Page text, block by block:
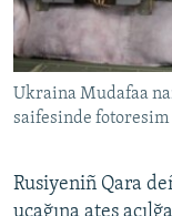
Русский
Українською
Ukraina Mudafaa
saifesinde fotoresim
Rusiyeniñ Qara